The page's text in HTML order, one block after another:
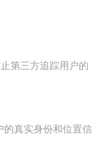
第三方追踪用户的
的真实身份和位置信